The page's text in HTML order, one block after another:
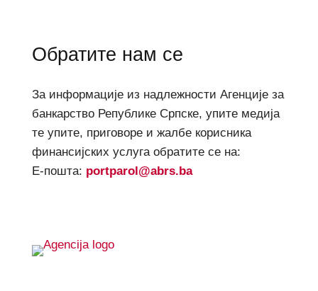
Обратите нам се
За информације из надлежности Агенције за
банкарство Републике Српске, упите медија
те упите, приговоре и жалбе корисника
финансијских услуга обратите се на:
Е-пошта: portparol@abrs.ba